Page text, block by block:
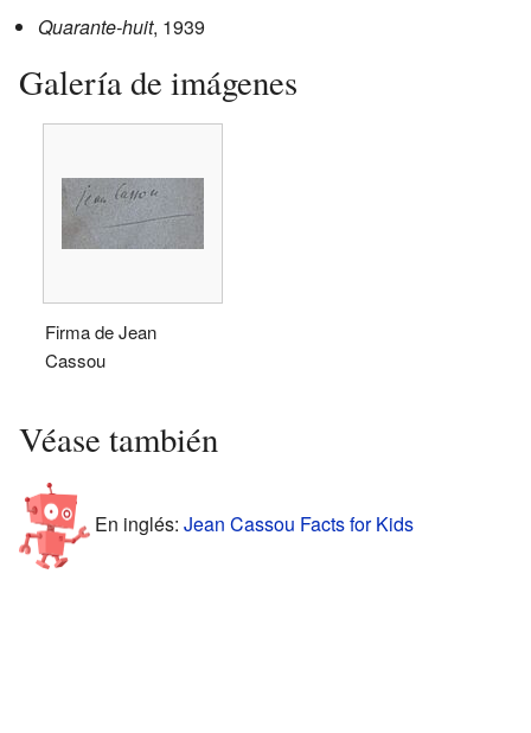
Quarante-huit, 1939
Galería de imágenes
Firma de Jean
Cassou
Véase también
En inglés: Jean Cassou Facts for Kids